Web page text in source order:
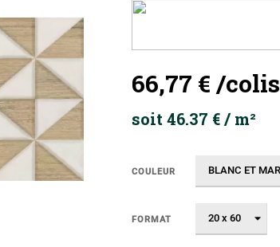
66,77 € /colis
soit 46.37 € / m²
COULEUR
FORMAT